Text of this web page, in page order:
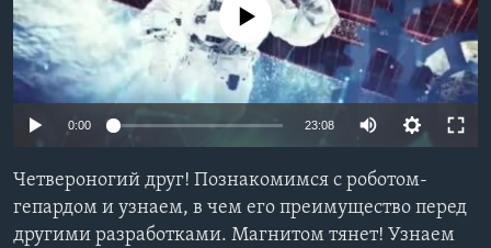
Learning English
СОЦИАЛЬНЫЕ СЕТИ
Языки
No media source currently available
0:00 23:08
Четвероногий друг! Познакомимся с роботом-
гепардом и узнаем, в чем его преимущество перед
другими разработками. Магнитом тянет! Узнаем